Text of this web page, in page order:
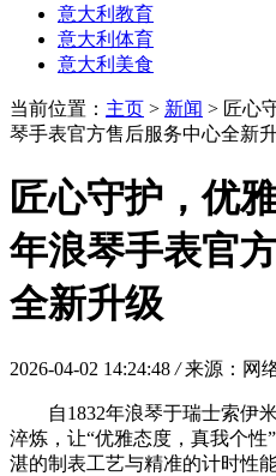
意大利教育
意大利体育
意大利美食
当前位置： 主页 > 新闻 > 匠心
琴手表官方售后服务中心全新
匠心守护，优
年浪琴手表官
全新升级
2026-04-02 14:24:48 / 来源：网
自1832年浪琴于瑞士索伊
淬炼，让“优雅态度，真我个
湛的制表工艺与精准的计时性